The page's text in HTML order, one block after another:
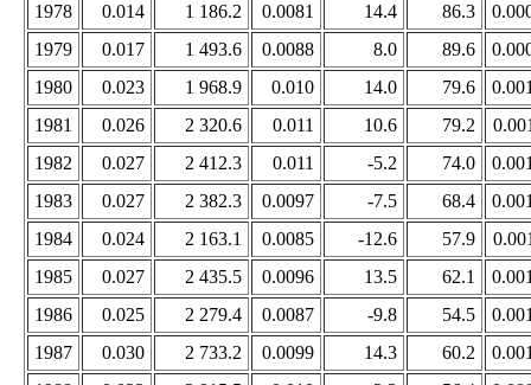
1978
0.014 1 186.2 0.0081 14.4 86.3
1979
0.017 1 493.6 0.0088 8.0 89.6
1980
0.023 1 968.9 0.010 14.0 79.6
1981
0.026 2 320.6 0.011 10.6 79.2
1982
0.027 2 412.3 0.011 -5.2 74.0
1983
0.027 2 382.3 0.0097 -7.5 68.4
1984
0.024 2 163.1 0.0085 -12.6 57.9
1985
0.027 2 435.5 0.0096 13.5 62.1
1986
0.025 2 279.4 0.0087 -9.8 54.5
1987
0.030 2 733.2 0.0099 14.3 60.2